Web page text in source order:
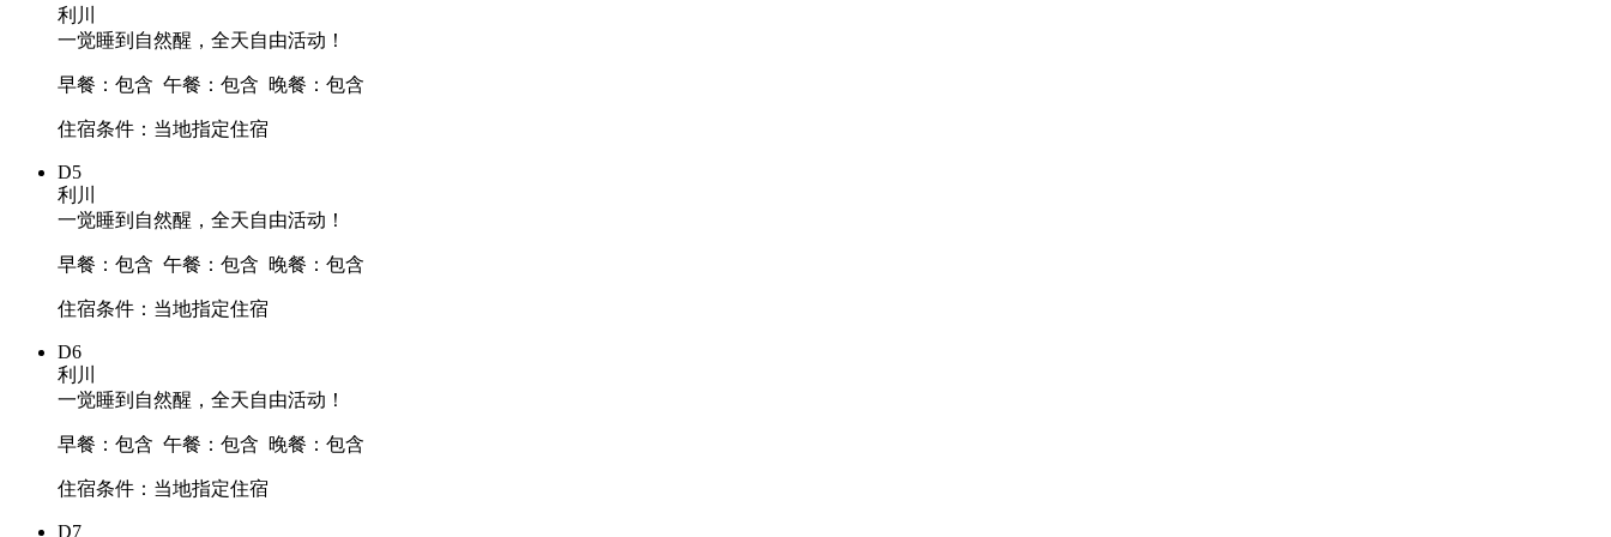
利川
一觉睡到自然醒，全天自由活动！
早餐：包含 午餐：包含 晚餐：包含
住宿条件：当地指定住宿
D5
利川
一觉睡到自然醒，全天自由活动！
早餐：包含 午餐：包含 晚餐：包含
住宿条件：当地指定住宿
D6
利川
一觉睡到自然醒，全天自由活动！
早餐：包含 午餐：包含 晚餐：包含
住宿条件：当地指定住宿
D7